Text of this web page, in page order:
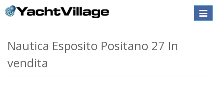
Toggle
Nautica Esposito Positano 27 In
vendita